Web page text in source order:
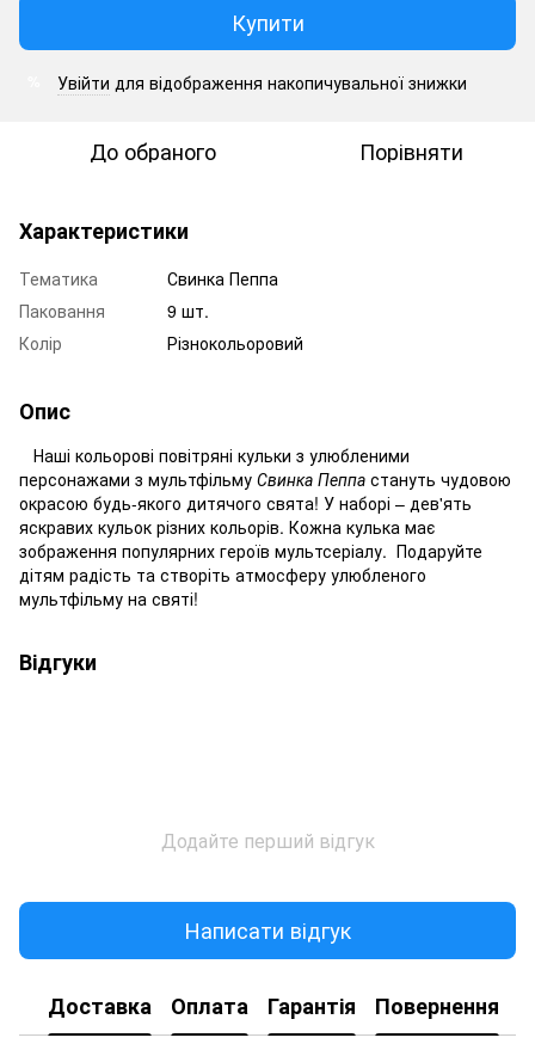
Купити
Увійти для відображення накопичувальної знижки
До обраного Порівняти
Характеристики
Тематика
Свинка Пеппа
Паковання
9 шт.
Колір
Різнокольоровий
Опис
Наші кольорові повітряні кульки з улюбленими
персонажами з мультфільму Свинка Пеппа стануть чудовою
окрасою будь-якого дитячого свята! У наборі – дев'ять
яскравих кульок різних кольорів. Кожна кулька має
зображення популярних героїв мультсеріалу. Подаруйте
дітям радість та створіть атмосферу улюбленого
мультфільму на святі!
Відгуки
Додайте перший відгук
Написати відгук
Доставка Оплата Гарантія Повернення